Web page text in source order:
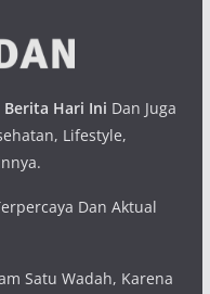
Berita Hari Ini Dan Juga
Lifestyle,
Dan Aktual
Satu Wadah, Karena